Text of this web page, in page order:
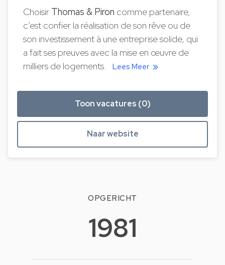
Choisir Thomas & Piron comme partenaire,
c’est confier la réalisation de son rêve ou de
son investissement à une entreprise solide, qui
a fait ses preuves avec la mise en œuvre de
milliers de logements.Lees Meer
Toon vacatures (0)
Naar website
OPGERICHT
1981